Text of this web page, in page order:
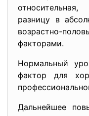
разницу в
возрастно-
факторами.
Нормальный
фактор для
Дальнейшее